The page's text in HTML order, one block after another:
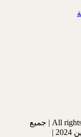
© All rights reserved Iraqi Economists Network 2024 | جميع
|